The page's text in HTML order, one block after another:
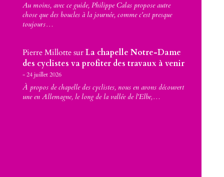
Au moins, avec ce guide, Philippe Calas propose autre
chose que des boucles à la journée, comme c'est presque
toujours…
Pierre MillottesurLa chapelle Notre-Dame
des cyclistes va profiter des travaux à venir
24 juillet 2026
À propos de chapelle des cyclistes, nous en avons découvert
une en Allemagne, le long de la vallée de l'Elbe,…